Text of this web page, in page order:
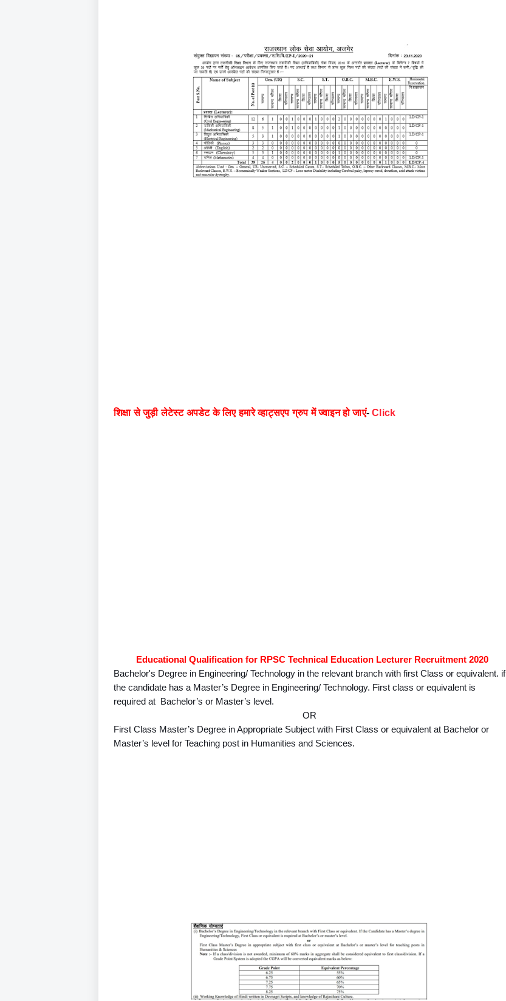
शिक्षा से जुड़ी लेटेस्ट अपडेट के लिए हमारे व्हाट्सएप ग्रुप में ज्वाइन हो जाएं-Click
Educational Qualification for RPSC Technical Education Lecturer Recruitment 2020
Bachelor's Degree in Engineering/ Technology in the relevant branch with first Class or equivalent. if
the candidate has a Master’s Degree in Engineering/ Technology. First class or equivalent is
required at  Bachelor’s or Master’s level.
OR
First Class Master’s Degree in Appropriate Subject with First Class or equivalent at Bachelor or
Master’s level for Teaching post in Humanities and Sciences.